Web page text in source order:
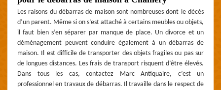
Les raisons du débarras de maison sont nombreuses dont le décès
d’un parent. Même si on s’est attaché à certains meubles ou objets,
il faut bien s’en séparer par manque de place. Un divorce et un
déménagement peuvent conduire également à un débarras de
maison. Il est difficile de transporter des objets fragiles ou pas sur
de longues distances. Les frais de transport risquent d’être élevés.
Dans tous les cas, contactez Marc Antiquaire, c’est un
professionnel en travaux de débarras. Il travaille dans le respect de